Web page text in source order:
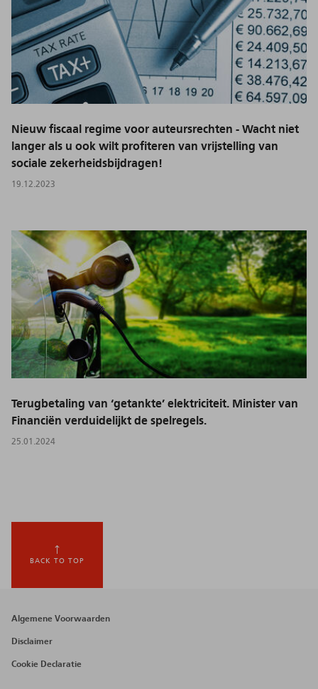
Nieuw fiscaal regime voor auteursrechten - Wacht niet
langer als u ook wilt profiteren van vrijstelling van
sociale zekerheidsbijdragen!
19.12.2023
Terugbetaling van ‘getankte’ elektriciteit. Minister van
Financiën verduidelijkt de spelregels.
25.01.2024
BACK TO TOP
Footer
menu
Algemene Voorwaarden
Disclaimer
Cookie Declaratie